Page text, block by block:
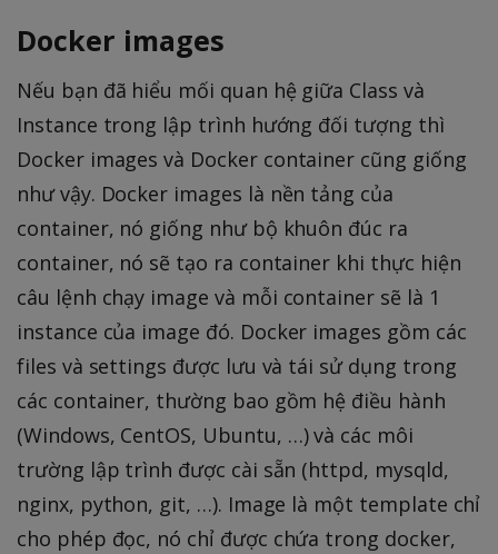
Docker images
Nếu bạn đã hiểu mối quan hệ giữa Class và
Instance trong lập trình hướng đối tượng thì
Docker images và Docker container cũng giống
như vậy. Docker images là nền tảng của
container, nó giống như bộ khuôn đúc ra
container, nó sẽ tạo ra container khi thực hiện
câu lệnh chạy image và mỗi container sẽ là 1
instance của image đó. Docker images gồm các
files và settings được lưu và tái sử dụng trong
các container, thường bao gồm hệ điều hành
(Windows, CentOS, Ubuntu, …) và các môi
trường lập trình được cài sẵn (httpd, mysqld,
nginx, python, git, …). Image là một template chỉ
cho phép đọc, nó chỉ được chứa trong docker,